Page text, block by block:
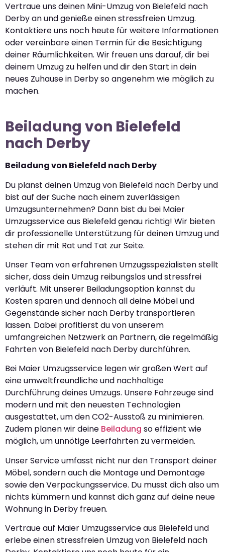
Vertraue uns deinen Mini-Umzug von Bielefeld nach
Derby an und genieße einen stressfreien Umzug.
Kontaktiere uns noch heute für weitere Informationen
oder vereinbare einen Termin für die Besichtigung
deiner Räumlichkeiten. Wir freuen uns darauf, dir bei
deinem Umzug zu helfen und dir den Start in dein
neues Zuhause in Derby so angenehm wie möglich zu
machen.
Beiladung von Bielefeld
nach Derby
Beiladung von Bielefeld nach Derby
Du planst deinen Umzug von Bielefeld nach Derby und
bist auf der Suche nach einem zuverlässigen
Umzugsunternehmen? Dann bist du bei Maier
Umzugsservice aus Bielefeld genau richtig! Wir bieten
dir professionelle Unterstützung für deinen Umzug und
stehen dir mit Rat und Tat zur Seite.
Unser Team von erfahrenen Umzugsspezialisten stellt
sicher, dass dein Umzug reibungslos und stressfrei
verläuft. Mit unserer Beiladungsoption kannst du
Kosten sparen und dennoch all deine Möbel und
Gegenstände sicher nach Derby transportieren
lassen. Dabei profitierst du von unserem
umfangreichen Netzwerk an Partnern, die regelmäßig
Fahrten von Bielefeld nach Derby durchführen.
Bei Maier Umzugsservice legen wir großen Wert auf
eine umweltfreundliche und nachhaltige
Durchführung deines Umzugs. Unsere Fahrzeuge sind
modern und mit den neuesten Technologien
ausgestattet, um den CO2-Ausstoß zu minimieren.
Zudem planen wir deine Beiladung so effizient wie
möglich, um unnötige Leerfahrten zu vermeiden.
Unser Service umfasst nicht nur den Transport deiner
Möbel, sondern auch die Montage und Demontage
sowie den Verpackungsservice. Du musst dich also um
nichts kümmern und kannst dich ganz auf deine neue
Wohnung in Derby freuen.
Vertraue auf Maier Umzugsservice aus Bielefeld und
erlebe einen stressfreien Umzug von Bielefeld nach